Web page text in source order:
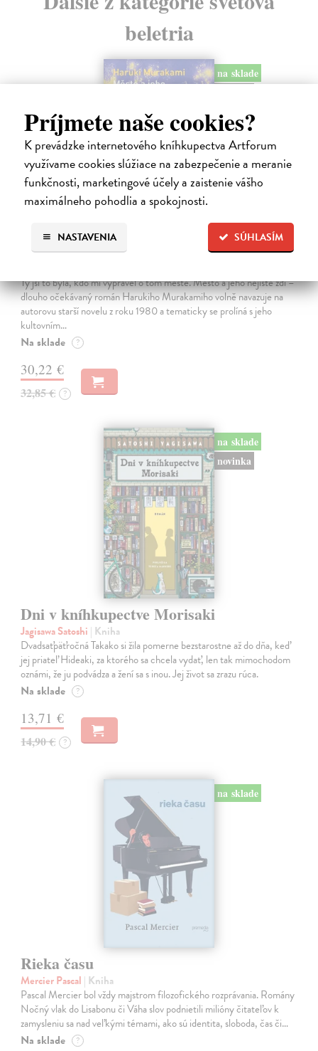
Príjmete naše cookies?
K prevádzke internetového kníhkupectva Artforum
využívame cookies slúžiace na zabezpečenie a meranie
funkčnosti, marketingové účely a zaistenie vášho
maximálneho pohodlia a spokojnosti.
SÚHLASÍM
NASTAVENIA
beletria
na sklade
Město a jeho nejisté zdi
Ty jsi to byla, kdo mi vyprávěl o tom městě. Město a jeho nejisté zdi –
dlouho očekávaný román Harukiho Murakamiho volně navazuje na
autorovu starší novelu z roku 1980 a tematicky se prolíná s jeho
kultovním…
Na sklade ?
30,22 €
32,85 € ?
na sklade
novinka
Dni v kníhkupectve Morisaki
Jagisawa Satoshi | Kniha
Dvadsaťpäťročná Takako si žila pomerne bezstarostne až do dňa, keď
jej priateľ Hideaki, za ktorého sa chcela vydať, len tak mimochodom
oznámi, že ju podvádza a žení sa s inou. Jej život sa zrazu rúca.
Na sklade ?
13,71 €
14,90 € ?
na sklade
Rieka času
Mercier Pascal | Kniha
Pascal Mercier bol vždy majstrom filozofického rozprávania. Romány
Nočný vlak do Lisabonu či Váha slov podnietili milióny čitateľov k
zamysleniu sa nad veľkými témami, ako sú identita, sloboda, čas či…
Na sklade ?